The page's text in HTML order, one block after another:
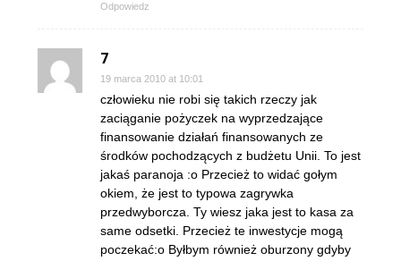
Odpowiedz
7
19 marca 2010 at 10:01
człowieku nie robi się takich rzeczy jak
zaciąganie pożyczek na wyprzedzające
finansowanie działań finansowanych ze
środków pochodzących z budżetu Unii. To jest
jakaś paranoja :o Przecież to widać gołym
okiem, że jest to typowa zagrywka
przedwyborcza. Ty wiesz jaka jest to kasa za
same odsetki. Przecież te inwestycje mogą
poczekać:o Byłbym również oburzony gdyby